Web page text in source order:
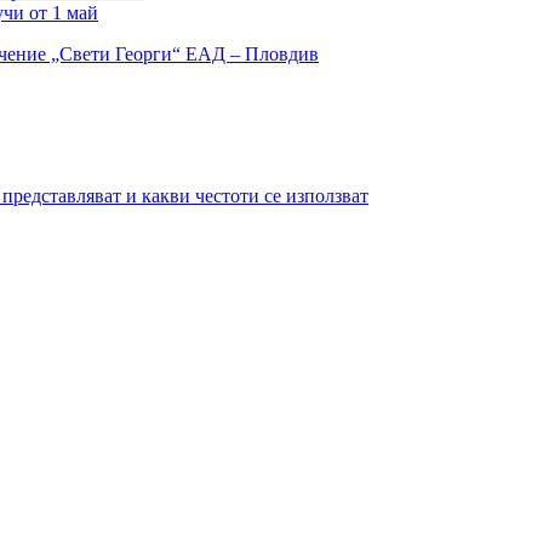
от 1 май
и какви честоти се използват